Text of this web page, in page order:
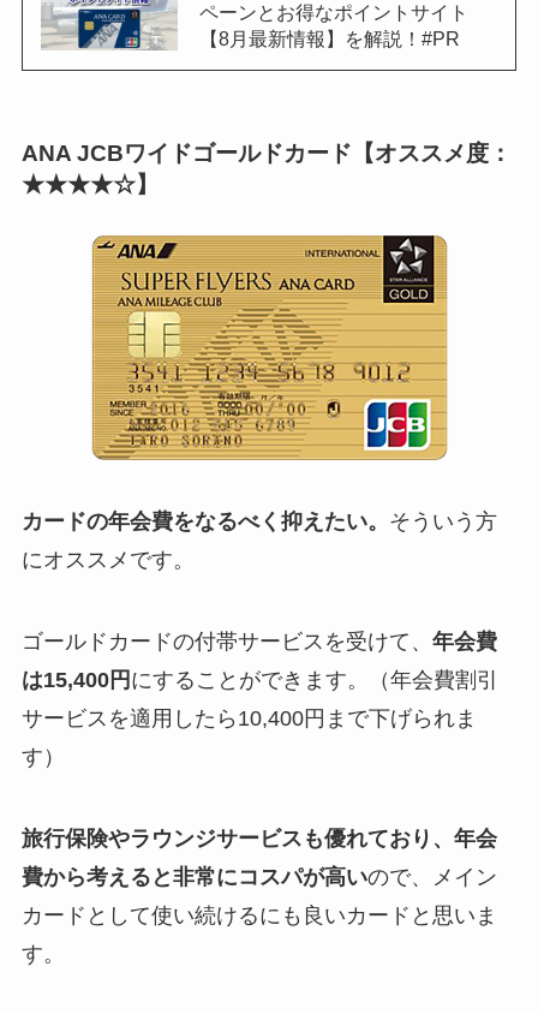
ペーンとお得なポイントサイト
【8月最新情報】を解説！#PR
ANA JCBワイドゴールドカード【オススメ度：
★★★★☆】
カードの年会費をなるべく抑えたい。 そういう方
にオススメです。
ゴールドカードの付帯サービスを受けて、 年会費
は15,400円 にすることができます。（年会費割引
サービスを適用したら10,400円まで下げられま
す）
旅行保険やラウンジサービスも優れており、年会
費から考えると非常にコスパが高いので、メイン
カードとして使い続けるにも良いカードと思いま
す。